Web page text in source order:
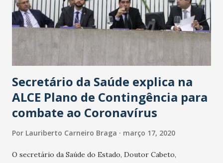
Secretário da Saúde explica na
ALCE Plano de Contingência para
combate ao Coronavírus
Por Lauriberto Carneiro Braga março 17, 2020
O secretário da Saúde do Estado, Doutor Cabeto,